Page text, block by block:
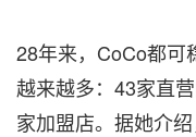
28年来，CoCo都可
越来越多：43家直
家加盟店。据她介